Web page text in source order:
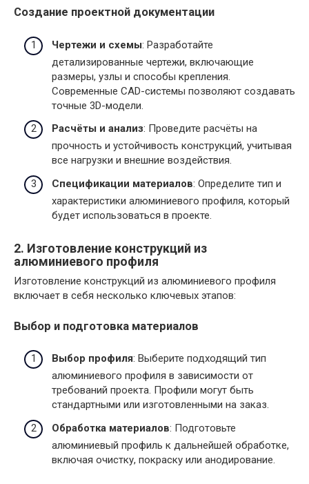
Создание проектной документации
Чертежи и схемы: Разработайте
детализированные чертежи, включающие
размеры, узлы и способы крепления.
Современные CAD-системы позволяют создавать
точные 3D-модели.
Расчёты и анализ: Проведите расчёты на
прочность и устойчивость конструкций, учитывая
все нагрузки и внешние воздействия.
Спецификации материалов: Определите тип и
характеристики алюминиевого профиля, который
будет использоваться в проекте.
2. Изготовление конструкций из
алюминиевого профиля
Изготовление конструкций из алюминиевого профиля
включает в себя несколько ключевых этапов:
Выбор и подготовка материалов
Выбор профиля: Выберите подходящий тип
алюминиевого профиля в зависимости от
требований проекта. Профили могут быть
стандартными или изготовленными на заказ.
Обработка материалов: Подготовьте
алюминиевый профиль к дальнейшей обработке,
включая очистку, покраску или анодирование.